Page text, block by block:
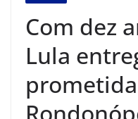
Com dez
Lula